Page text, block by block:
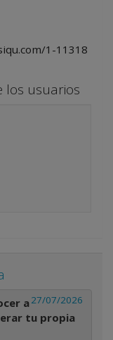
1-11318
los usuarios
27/07/2026
a
tu propia